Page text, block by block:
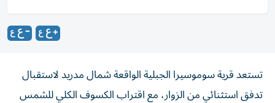
تستعد قرية سوموسيرا الجبلية الواقعة شمال مدريد لاستقبال
تدفق استثنائي من الزوار، مع اقتراب الكسوف الكلي للشمس